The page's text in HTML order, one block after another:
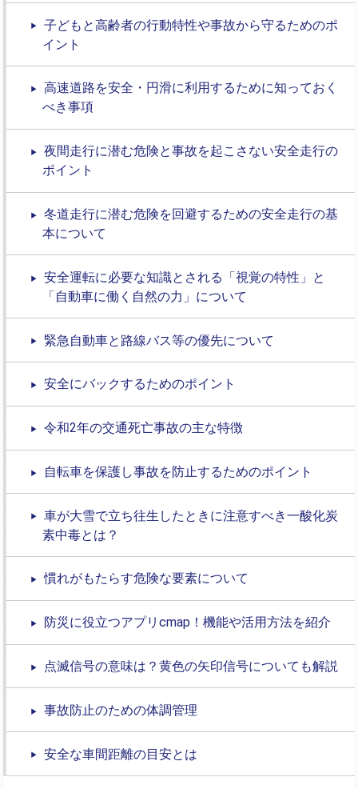
子どもと高齢者の行動特性や事故から守るためのポ
イント
高速道路を安全・円滑に利用するために知っておく
べき事項
夜間走行に潜む危険と事故を起こさない安全走行の
ポイント
冬道走行に潜む危険を回避するための安全走行の基
本について
安全運転に必要な知識とされる「視覚の特性」と
「自動車に働く自然の力」について
緊急自動車と路線バス等の優先について
安全にバックするためのポイント
令和2年の交通死亡事故の主な特徴
自転車を保護し事故を防止するためのポイント
車が大雪で立ち往生したときに注意すべき一酸化炭
素中毒とは？
慣れがもたらす危険な要素について
防災に役立つアプリcmap！機能や活用方法を紹介
点滅信号の意味は？黄色の矢印信号についても解説
事故防止のための体調管理
安全な車間距離の目安とは